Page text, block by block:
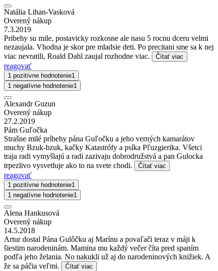
Natália Lihan-Vasková
Overený nákup
7.3.2019
Pribehy su mile, postavicky rozkosne ale nasu 5 rocnu dceru velmi
nezaujala. Vhodna je skor pre mladsie deti. Po precitani sme sa k nej
viac nevratili, Roald Dahl zaujal rozhodne viac.
Čítať viac
reagovať
1 pozitívne hodnotenie1
1 negatívne hodnotenie1
Alexandr Guzun
Overený nákup
27.2.2019
Pám Guľočka
Strašne milé príbehy pána Guľočku a jeho verných kamarátov
muchy Bzuk-bzuk, kačky Katastrófy a psíka Pľuzgierika. Všetci
traja radi vymyšlajú a radi zazivaju dobrodružstvá a pan Gulocka
trpezlivo vysvetluje ako to na svete chodi.
Čítať viac
reagovať
1 pozitívne hodnotenie1
1 negatívne hodnotenie1
Alena Hankusová
Overený nákup
14.5.2018
Artur dostal Pána Gulôčku aj Marínu a povaľači teraz v máji k
šiestim narodeninám. Mamina mu každý večer číta pred spaním
podľa jeho želania. No nakukli už aj do narodeninových knižiek. A
že sa páčia veľmi.
Čítať viac